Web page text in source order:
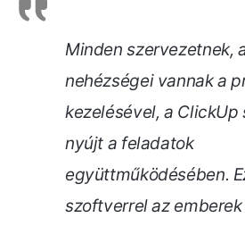
Minden szervezetnek,
nehézségei vannak a
kezelésével, a
nyújt a feladatok
együttműködésében.
szoftverrel az